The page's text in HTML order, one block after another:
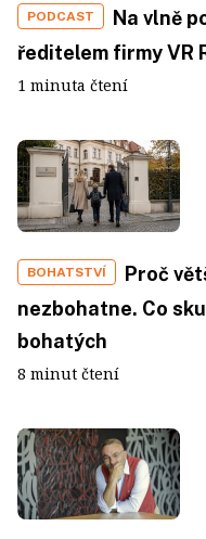
PODCAST
Na vlně
ředitelem firmy VR
1 minuta čtení
BOHATSTVÍ
Proč
nezbohatne. Co
bohatých
8 minut čtení